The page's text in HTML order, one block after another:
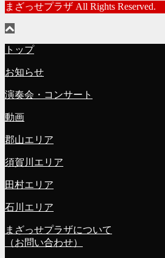
まざっせプラザ All Rights Reserved.
トップ
お知らせ
演奏会・コンサート
動画
郡山エリア
須賀川エリア
田村エリア
石川エリア
まざっせプラザについて
（お問い合わせ）